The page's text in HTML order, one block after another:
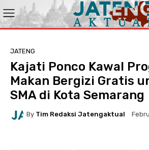
JATENG
Kajati Ponco Kawal
Makan Bergizi Gratis
SMA di Kota Semarang
By Tim Redaksi Jatengaktual